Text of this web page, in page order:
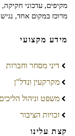
מקיפים, עדכוני
מרוכז במקום אחד,
מידע מקצועי
דיני מסחר וחברות
מקרקעין ונדל"ן
משפט וניהול הליכים
זכויות הציבור
קצת עלינו